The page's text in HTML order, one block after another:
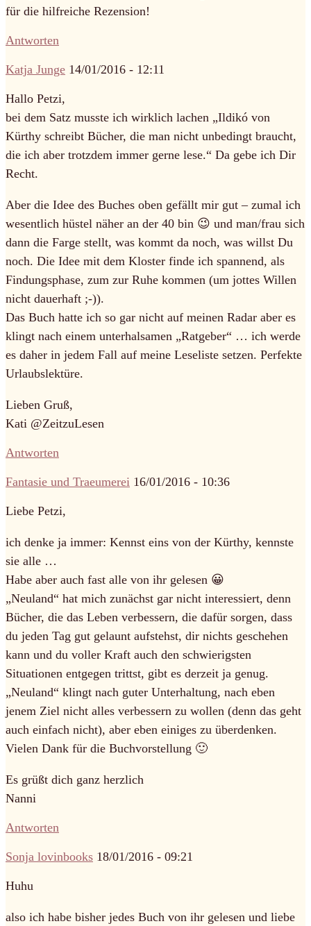
für die hilfreiche Rezension!
Antworten
Katja Junge 14/01/2016 - 12:11
Hallo Petzi,
bei dem Satz musste ich wirklich lachen „Ildikó von
Kürthy schreibt Bücher, die man nicht unbedingt braucht,
die ich aber trotzdem immer gerne lese.“ Da gebe ich Dir
Recht.
Aber die Idee des Buches oben gefällt mir gut – zumal ich
wesentlich hüstel näher an der 40 bin 😉 und man/frau sich
dann die Farge stellt, was kommt da noch, was willst Du
noch. Die Idee mit dem Kloster finde ich spannend, als
Findungsphase, zum zur Ruhe kommen (um jottes Willen
nicht dauerhaft ;-)).
Das Buch hatte ich so gar nicht auf meinen Radar aber es
klingt nach einem unterhalsamen „Ratgeber“ … ich werde
es daher in jedem Fall auf meine Leseliste setzen. Perfekte
Urlaubslektüre.
Lieben Gruß,
Kati @ZeitzuLesen
Antworten
Fantasie und Traeumerei 16/01/2016 - 10:36
Liebe Petzi,
ich denke ja immer: Kennst eins von der Kürthy, kennste
sie alle …
Habe aber auch fast alle von ihr gelesen 😀
„Neuland“ hat mich zunächst gar nicht interessiert, denn
Bücher, die das Leben verbessern, die dafür sorgen, dass
du jeden Tag gut gelaunt aufstehst, dir nichts geschehen
kann und du voller Kraft auch den schwierigsten
Situationen entgegen trittst, gibt es derzeit ja genug.
„Neuland“ klingt nach guter Unterhaltung, nach eben
jenem Ziel nicht alles verbessern zu wollen (denn das geht
auch einfach nicht), aber eben einiges zu überdenken.
Vielen Dank für die Buchvorstellung 🙂
Es grüßt dich ganz herzlich
Nanni
Antworten
Sonja lovinbooks 18/01/2016 - 09:21
Huhu
also ich habe bisher jedes Buch von ihr gelesen und liebe